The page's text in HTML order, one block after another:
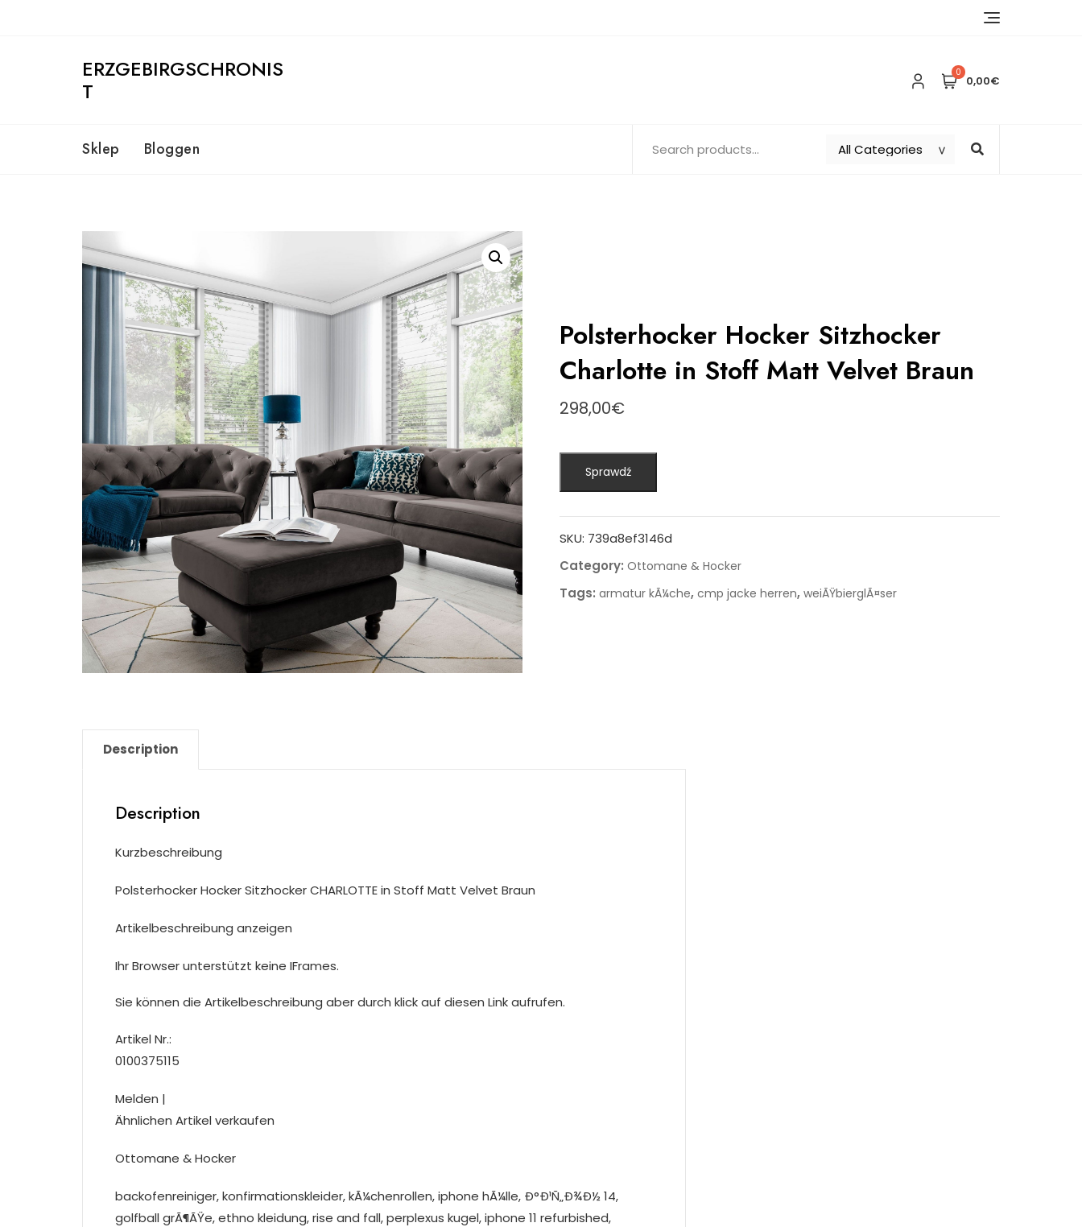
ERZGEBIRGSCHRONIS
T
0
0,00€
Sklep Bloggen
Polsterhocker Hocker Sitzhocker
Charlotte in Stoff Matt Velvet Braun
298,00€
Sprawdź
SKU: 739a8ef3146d
Category: Ottomane & Hocker
Tags: armatur kÃ¼che, cmp jacke herren, weiÃŸbierglÃ¤ser
Description
Description
Kurzbeschreibung
Polsterhocker Hocker Sitzhocker CHARLOTTE in Stoff Matt Velvet Braun
Artikelbeschreibung anzeigen
Ihr Browser unterstützt keine IFrames.
Sie können die Artikelbeschreibung aber durch klick auf diesen Link aufrufen.
Artikel Nr.:
0100375115
Melden |
Ähnlichen Artikel verkaufen
Ottomane & Hocker
backofenreiniger, konfirmationskleider, kÃ¼chenrollen, iphone hÃ¼lle, Ð°Ð¹Ñ„Ð¾Ð½ 14,
golfball grÃ¶ÃŸe, ethno kleidung, rise and fall, perplexus kugel, iphone 11 refurbished,